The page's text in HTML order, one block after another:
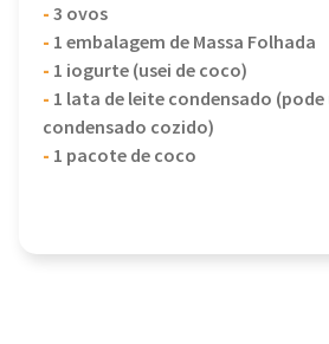
-3 ovos
- 1 embalagem de Massa Folhada
- 1 iogurte (usei de coco)
- 1 lata de leite condensado
condensado cozido)
- 1 pacote de coco